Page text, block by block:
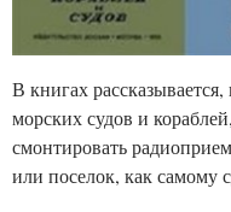
В книгах
морских судов и
смонтировать
или поселок, как самому